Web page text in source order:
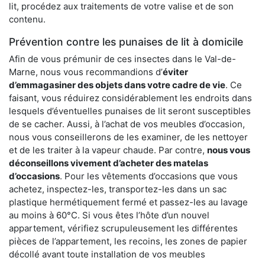
lit, procédez aux traitements de votre valise et de son
contenu.
Prévention contre les punaises de lit à domicile
Afin de vous prémunir de ces insectes dans le Val-de-
Marne, nous vous recommandions d’éviter
d’emmagasiner des objets dans votre cadre de vie. Ce
faisant, vous réduirez considérablement les endroits dans
lesquels d’éventuelles punaises de lit seront susceptibles
de se cacher. Aussi, à l’achat de vos meubles d’occasion,
nous vous conseillerons de les examiner, de les nettoyer
et de les traiter à la vapeur chaude. Par contre, nous vous
déconseillons vivement d’acheter des matelas
d’occasions. Pour les vêtements d’occasions que vous
achetez, inspectez-les, transportez-les dans un sac
plastique hermétiquement fermé et passez-les au lavage
au moins à 60°C. Si vous êtes l’hôte d’un nouvel
appartement, vérifiez scrupuleusement les différentes
pièces de l’appartement, les recoins, les zones de papier
décollé avant toute installation de vos meubles